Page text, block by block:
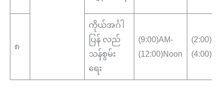
၈
ကိုယ်အင်္ဂါ
ပြန် လည်
သန်စွမ်း
ရေး
(9:00)AM-
(12:00)Noon